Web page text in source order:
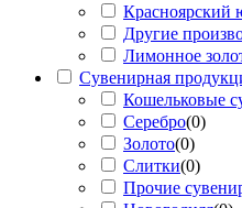
Красноярский
Другие
Лимонное
Сувенирная
Кошельковые
Серебро(0)
Золото(0)
Слитки(0)
Прочие